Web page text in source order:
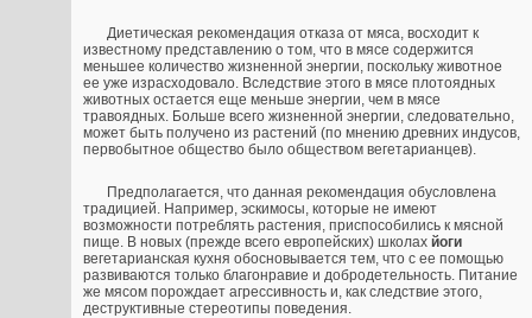
Диетическая рекомендация отказа от мяса, восходит к
известному представлению о том, что в мясе содержится
меньшее количество жизненной энергии, поскольку животное
ее уже израсходовало. Вследствие этого в мясе плотоядных
животных остается еще меньше энергии, чем в мясе
травоядных. Больше всего жизненной энергии, следовательно,
может быть получено из растений (по мнению древних индусов,
первобытное общество было обществом вегетарианцев).
Предполагается, что данная рекомендация обусловлена
традицией. Например, эскимосы, которые не имеют
возможности потреблять растения, приспособились к мясной
пище. В новых (прежде всего европейских) школах йоги
вегетарианская кухня обосновывается тем, что с ее помощью
развиваются только благонравие и добродетельность. Питание
же мясом порождает агрессивность и, как следствие этого,
деструктивные стереотипы поведения.